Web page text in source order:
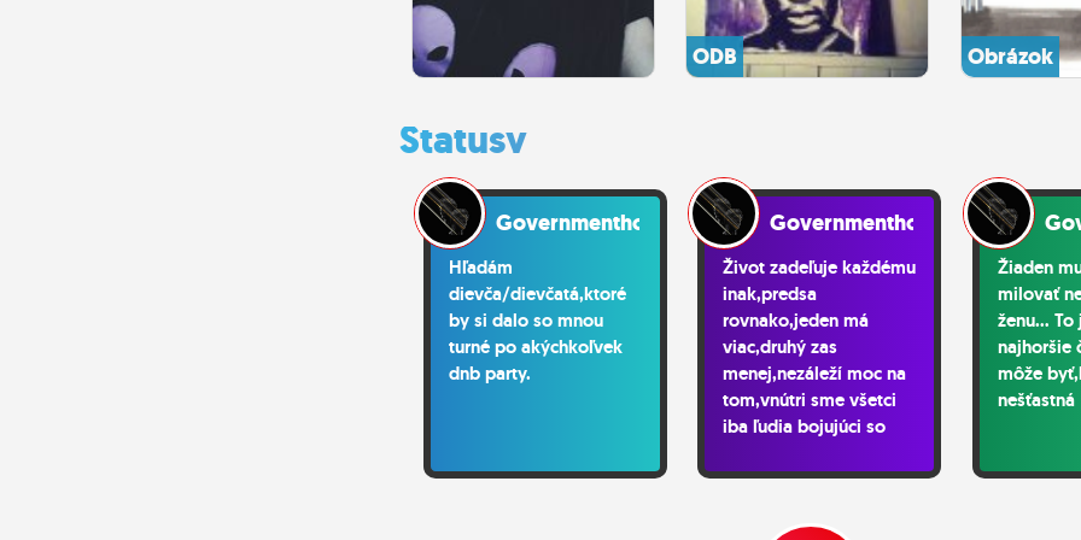
ODB Obrázok
Statusy
Governmenthooker
Hľadám
dievča/dievčatá,ktoré
by si dalo so mnou
turné po akýchkoľvek
dnb party.
Governmenthooker
Život zadeľuje každému
inak,predsa
rovnako,jeden má
viac,druhý zas
menej,nezáleží moc na
tom,vnútri sme všetci
iba ľudia bojujúci so
ho zdoláme či porazí
Žiaden
milovať
ženu...
najhoršie
môže
nešťastná